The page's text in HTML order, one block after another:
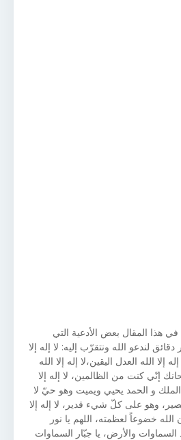
هذا المقال بعض الأدعية التي
لندعو الله ونتقرّب إليه: لا إله إلا
إلا الله العدل اليقين،لا إله إلا الله
إنّي كنت من الظالمين، لا إله إلا
و الحمد يحيي ويميت وهو حيّ لا
وهو على كلّ شيء قدير، لا إله إلا
الله خضوعاً لعظمته، اللهم يا نور
والأرض، يا جبّار السماوات